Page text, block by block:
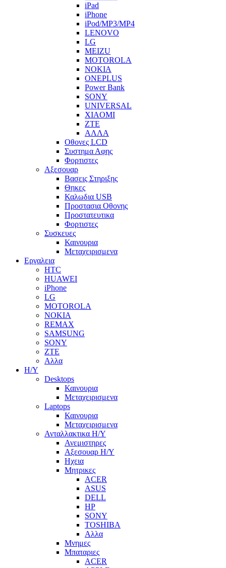
iPad
iPhone
iPod/MP3/MP4
LENOVO
LG
MEIZU
MOTOROLA
NOKIA
ONEPLUS
Power Bank
SONY
UNIVERSAL
XIAOMI
ZTE
ΑΛΛΑ
Οθονες LCD
Συστημα Αφης
Φορτιστες
Αξεσουαρ
Βασεις Στηριξης
Θηκες
Καλωδια USB
Προστασια Οθονης
Προστατευτικα
Φορτιστες
Συσκευες
Καινουρια
Μεταχειρισμενα
Εργαλεια
HTC
HUAWEI
iPhone
LG
MOTOROLA
NOKIA
REMAX
SAMSUNG
SONY
ZTE
Αλλα
Η/Υ
Desktops
Καινουρια
Μεταχειρισμενα
Laptops
Καινουρια
Μεταχειρισμενα
Ανταλλακτικα H/Y
Ανεμιστηρες
Αξεσουαρ Η/Υ
Ηχεια
Μητρικες
ACER
ASUS
DELL
HP
SONY
TOSHIBA
Αλλα
Μνημες
Μπαταριες
ACER